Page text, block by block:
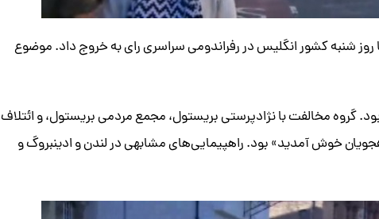
روز شنبه کشور انگلیس در رفراندومی سراسری رای به خروج داد. موضوع
گروه مخالفت با نژادپرستی بریستول، مجمع مردمی بریستول، و ائتلاف
خوش آمدید» بود. راهپیمایی‌های مشابهی در لندن و ادینبروگ و